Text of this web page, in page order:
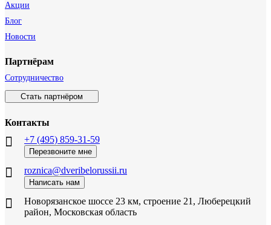
Акции
Блог
Новости
Партнёрам
Сотрудничество
Стать партнёром
Контакты
+7 (495) 859-31-59
Перезвоните мне
roznica@dveribelorussii.ru
Написать нам
Новорязанское шоссе 23 км, строение 21, Люберецкий
район, Московская область